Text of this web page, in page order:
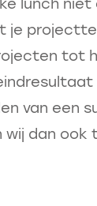
lunch
je
tot
van een
wij dan ook